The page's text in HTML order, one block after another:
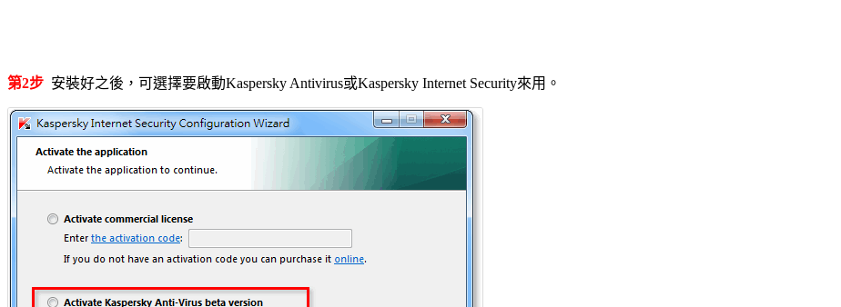
第2步 安裝好之後，可選擇要啟動Kaspersky Antivirus或Kaspersky Internet Security來用。